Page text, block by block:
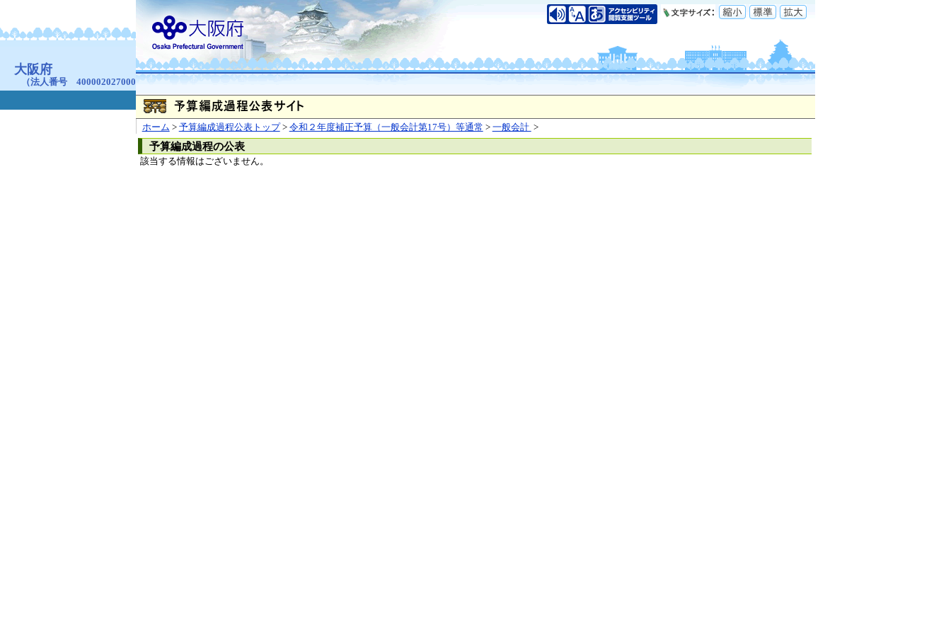
ホーム > 予算編成過程公表トップ> 令和２年度補正予算（一般会計第17号）等通常 > 一般会計 >
予算編成過程の公表
該当する情報はございません。
お問合せ 個人情報の取り扱いについて
大阪府
（法人番号 4000020270008）
本庁 〒540-8570 大阪市中央区大手前2丁目
（代表電話）06-6941-0351
咲洲庁舎
〒559-8555 大阪市住之江区南港北1-14-16
（代表電話）06-6941-0351
© Copyright 2003-2026 Osaka Prefecture,All rights reserved.